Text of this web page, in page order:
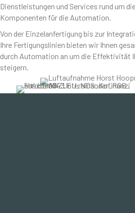
Dienstleistungen und Services rund um
Komponenten für die Automation.
Von der Einzelanfertigung bis zur
Ihre Fertigungslinien bieten wir Ihnen
durch Automation an um die Effektivität
steigern.